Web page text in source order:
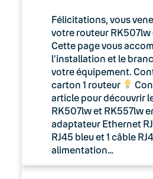
Félicitations, vous
votre routeur RK507lw
Cette page vous
l’installation et le
votre équipement.
carton 1 routeur
article pour découvrir
RK507lw et RK557lw
adaptateur Ethernet
RJ45 bleu et 1 câble
alimentation…